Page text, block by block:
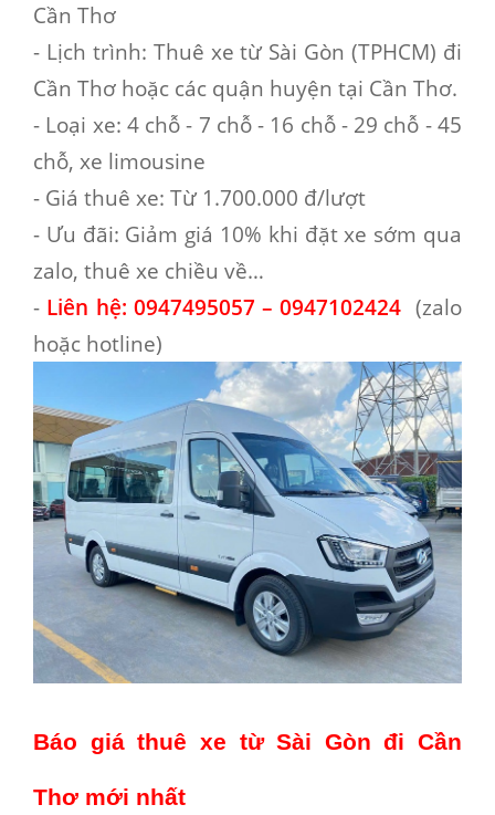
Cần Thơ
- Lịch trình: Thuê xe từ Sài Gòn (TPHCM) đi
Cần Thơ hoặc các quận huyện tại Cần Thơ.
- Loại xe: 4 chỗ - 7 chỗ - 16 chỗ - 29 chỗ - 45
chỗ, xe limousine
- Giá thuê xe: Từ 1.700.000 đ/lượt
- Ưu đãi: Giảm giá 10% khi đặt xe sớm qua
zalo, thuê xe chiều về…
- Liên hệ: 0947495057 – 0947102424 (zalo
hoặc hotline)
Báo giá thuê xe từ Sài Gòn đi Cần
Thơ mới nhất